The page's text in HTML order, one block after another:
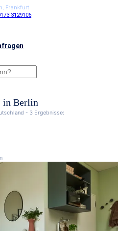
Frankfurt
3129106
in Berlin
- 3 Ergebnisse: